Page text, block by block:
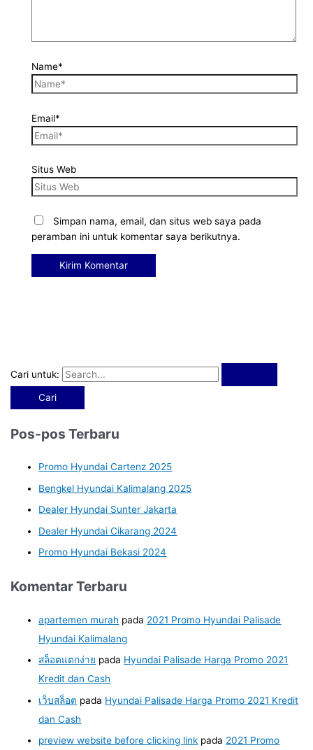
Cari untuk:
Pos-pos Terbaru
Promo Hyundai Cartenz 2025
Bengkel Hyundai Kalimalang 2025
Dealer Hyundai Sunter Jakarta
Dealer Hyundai Cikarang 2024
Promo Hyundai Bekasi 2024
Komentar Terbaru
apartemen murah pada 2021 Promo Hyundai Palisade
Hyundai Kalimalang
สล็อตแตกง่าย pada Hyundai Palisade Harga Promo 2021
Kredit dan Cash
เว็บสล็อต pada Hyundai Palisade Harga Promo 2021 Kredit
dan Cash
preview website before clicking link pada 2021 Promo
Name*
Email*
Situs Web
Simpan nama, email, dan situs web saya pada
peramban ini untuk komentar saya berikutnya.